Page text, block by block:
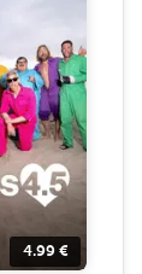
4.99 €